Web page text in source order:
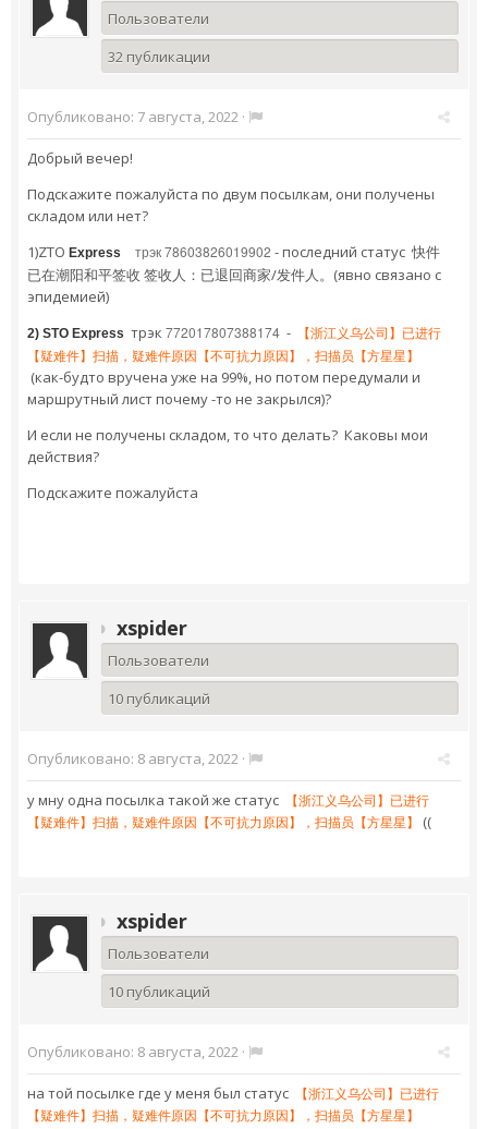
Пользователи
32 публикации
Опубликовано: 7 августа, 2022 ·
Добрый вечер!
Подскажите пожалуйста по двум посылкам, они получены
складом или нет?
1)ZTO Express трэк 78603826019902 - последний статус 快件
已在潮阳和平签收 签收人：已退回商家/发件人。(явно связано с
эпидемией)
2) STO Express трэк 772017807388174 -
【浙江义乌公司】已进行
【疑难件】扫描，疑难件原因【不可抗力原因】，扫描员【方星星】
(как-будто вручена уже на 99%, но потом передумали и
маршрутный лист почему -то не закрылся)?
И если не получены складом, то что делать? Каковы мои
действия?
Подскажите пожалуйста
xspider
Пользователи
10 публикаций
Опубликовано: 8 августа, 2022 ·
у мну одна посылка такой же статус
【浙江义乌公司】已进行
【疑难件】扫描，疑难件原因【不可抗力原因】，扫描员【方星星】
((
xspider
Пользователи
10 публикаций
Опубликовано: 8 августа, 2022 ·
на той посылке где у меня был статус
【浙江义乌公司】已进行
【疑难件】扫描，疑难件原因【不可抗力原因】，扫描员【方星星】